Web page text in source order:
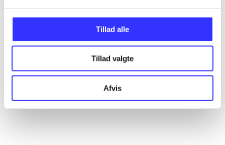
Tillad alle
Tillad valgte
Afvis
...
...